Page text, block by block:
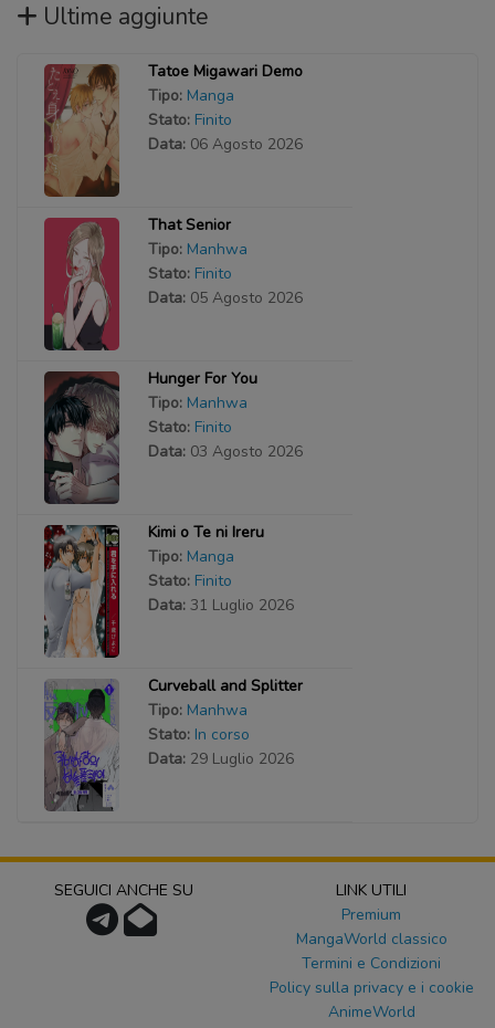
Ultime aggiunte
Tatoe Migawari Demo
Tipo: Manga
Stato: Finito
Data: 06 Agosto 2026
That Senior
Tipo: Manhwa
Stato: Finito
Data: 05 Agosto 2026
Hunger For You
Tipo: Manhwa
Stato: Finito
Data: 03 Agosto 2026
Kimi o Te ni Ireru
Tipo: Manga
Stato: Finito
Data: 31 Luglio 2026
Curveball and Splitter
Tipo: Manhwa
Stato: In corso
Data: 29 Luglio 2026
SEGUICI ANCHE SU
LINK UTILI
Premium
MangaWorld classico
Termini e Condizioni
Policy sulla privacy e i cookie
AnimeWorld